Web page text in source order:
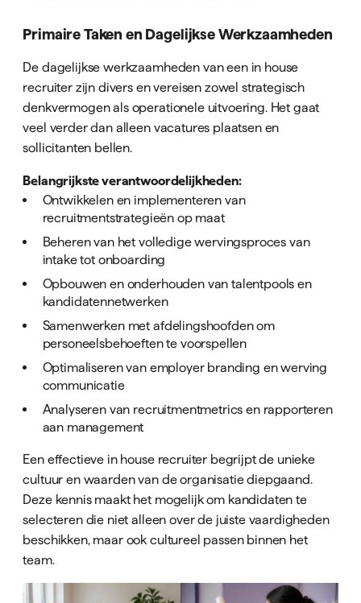
Primaire Taken en Dagelijkse Werkzaamheden
De dagelijkse werkzaamheden van een in house
recruiter zijn divers en vereisen zowel strategisch
denkvermogen als operationele uitvoering. Het gaat
veel verder dan alleen vacatures plaatsen en
sollicitanten bellen.
Belangrijkste verantwoordelijkheden:
Ontwikkelen en implementeren van
recruitmentstrategieën op maat
Beheren van het volledige wervingsproces van
intake tot onboarding
Opbouwen en onderhouden van talentpools en
kandidatennetwerken
Samenwerken met afdelingshoofden om
personeelsbehoeften te voorspellen
Optimaliseren van employer branding en werving
communicatie
Analyseren van recruitmentmetrics en rapporteren
aan management
Een effectieve in house recruiter begrijpt de unieke
cultuur en waarden van de organisatie diepgaand.
Deze kennis maakt het mogelijk om kandidaten te
selecteren die niet alleen over de juiste vaardigheden
beschikken, maar ook cultureel passen binnen het
team.